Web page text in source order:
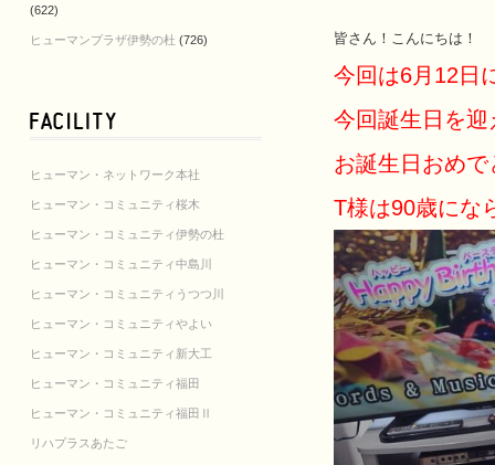
(622)
ヒューマンプラザ伊勢の杜 (726)
ヒューマン・ネットワーク本社
ヒューマン・コミュニティ桜木
ヒューマン・コミュニティ伊勢の杜
ヒューマン・コミュニティ中島川
ヒューマン・コミュニティうつつ川
ヒューマン・コミュニティやよい
ヒューマン・コミュニティ新大工
ヒューマン・コミュニティ福田
ヒューマン・コミュニティ福田Ⅱ
リハプラスあたご
皆さん！こんにちは！
今回は6月12日
今回誕生日を
お誕生日おめ
T様は90歳にな